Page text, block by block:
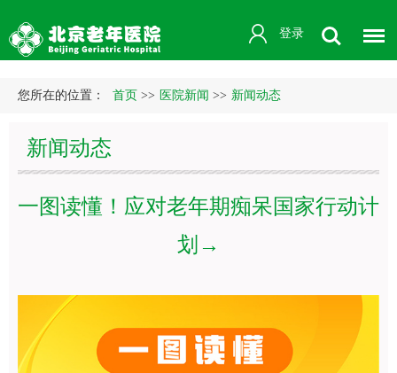
登录
您所在的位置： 首页 >> 医院新闻 >> 新闻动态
新闻动态
一图读懂！应对老年期痴呆国家行动计
划→